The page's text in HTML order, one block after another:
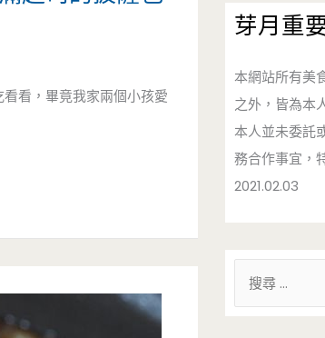
看，畢竟我家兩個小孩愛
芽月重
本網站所有美
之外，皆為本
本人並未委託
務合作事宜，
2021.02.03